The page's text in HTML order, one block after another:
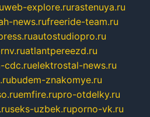
web-explore.rurastenuya.ru
news.rufreeride-team.ru
autostudiopro.ru
atlantpereezd.ru
cdc.ruelektrostal-news.ru
budem-znakomye.ru
emfire.rupro-otdelky.ru
seks-uzbek.ruporno-vk.ru